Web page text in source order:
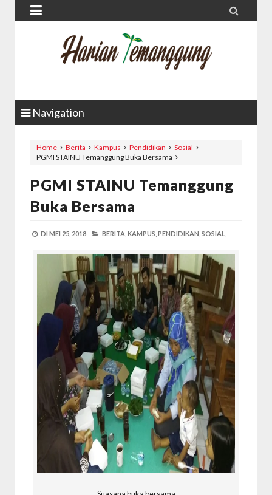
 
Navigation
Home Berita Kampus Pendidikan
Sosial
PGMI STAINU Temanggung Buka Bersama
PGMI STAINU Temanggung
Buka Bersama
DI MEI 25, 2018 BERITA, KAMPUS, PENDIDIKAN, SOSIAL,